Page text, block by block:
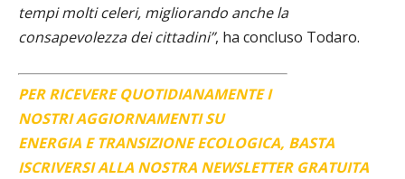
tempi molti celeri, migliorando anche la
consapevolezza dei cittadini”, ha concluso Todaro.
PER RICEVERE QUOTIDIANAMENTE I
NOSTRI AGGIORNAMENTI SU
ENERGIA E TRANSIZIONE ECOLOGICA, BASTA
ISCRIVERSI ALLA NOSTRA NEWSLETTER GRATUITA